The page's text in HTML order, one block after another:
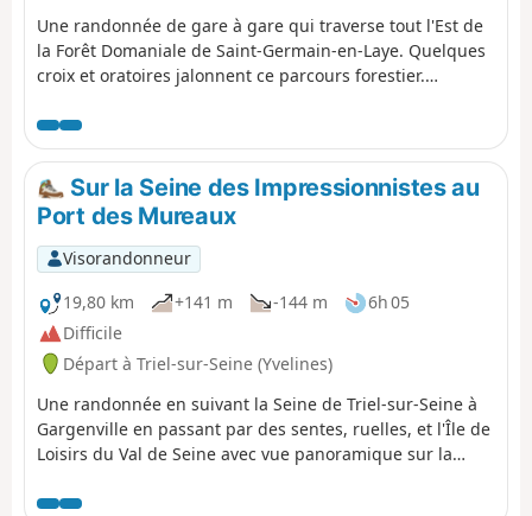
Une randonnée de gare à gare qui traverse tout l'Est de
la Forêt Domaniale de Saint-Germain-en-Laye. Quelques
croix et oratoires jalonnent ce parcours forestier.
pourra admirer son château construit à partir du
XIIe siècle.
Sur la Seine des Impressionnistes au
Port des Mureaux
Visorandonneur
19,80 km
+141 m -144 m
6h 05
Difficile
Départ à Triel-sur-Seine (Yvelines)
Une randonnée en suivant la Seine de Triel-sur-Seine à
Gargenville en passant par des sentes, ruelles, et l'Île de
Loisirs du Val de Seine avec vue panoramique sur la
sur ce parcours.